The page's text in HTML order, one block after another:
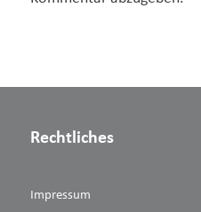
Rechtliches
Impressum